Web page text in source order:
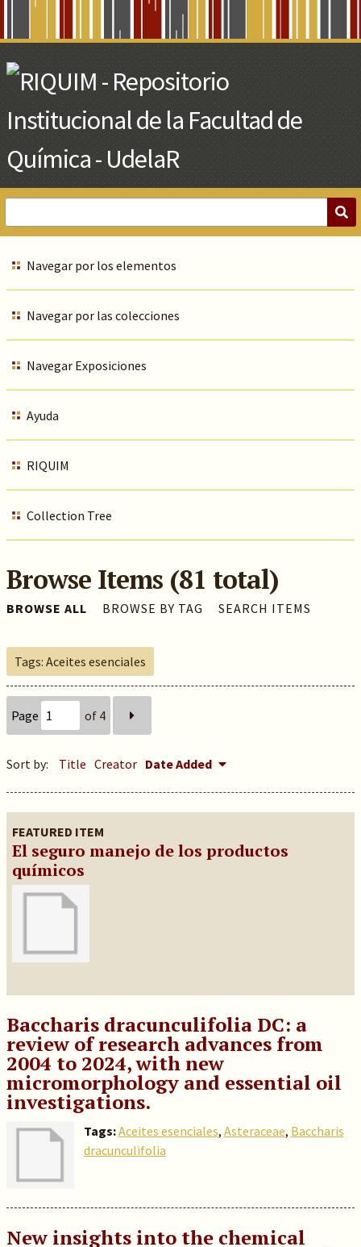
Main
Content
Navegar por los elementos
Navegar por las colecciones
Navegar Exposiciones
Ayuda
RIQUIM
Collection Tree
Browse Items (81 total)
BROWSE ALL BROWSE BY TAG SEARCH ITEMS
Tags: Aceites esenciales
Page of 4
Sort by: Title Creator Date Added
FEATURED ITEM
El seguro manejo de los productos
químicos
Baccharis dracunculifolia DC: a
review of research advances from
2004 to 2024, with new
micromorphology and essential oil
investigations.
Tags:Aceites esenciales, Asteraceae, Baccharis
dracunculifolia
New insights into the chemical